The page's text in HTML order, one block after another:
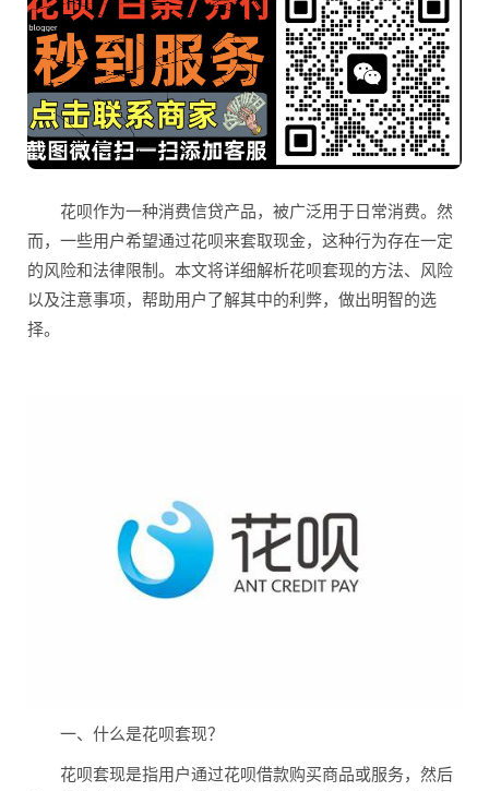
花呗作为一种消费信贷产品，被广泛用于日常消费。然
而，一些用户希望通过花呗来套取现金，这种行为存在一定
的风险和法律限制。本文将详细解析花呗套现的方法、风险
以及注意事项，帮助用户了解其中的利弊，做出明智的选
择。
一、什么是花呗套现？
花呗套现是指用户通过花呗借款购买商品或服务，然后